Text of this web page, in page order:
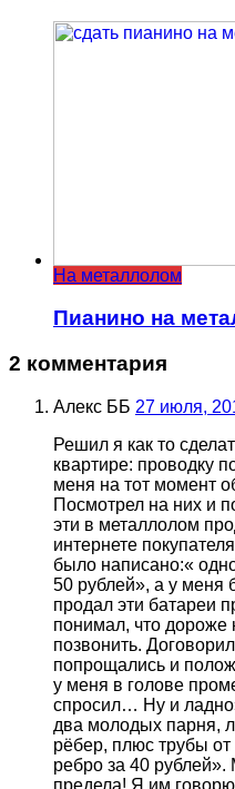
На металлолом
Пианино на
2 комментария
Алекс ББ 27 июля,
Решил я как то
квартире: проводку
меня на тот момент
Посмотрел на них и
эти в металлолом
интернете
было написано:«
50 рублей», а у меня
продал эти батареи
понимал, что
позвонить.
попрощались и
у меня в голове
спросил… Ну и
два молодых парня,
рёбер, плюс трубы
ребро за 40
предела! Я им